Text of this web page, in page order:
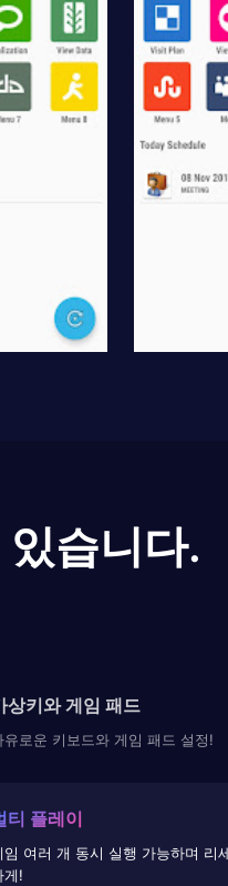
습니다.
상키와 게임 패드
유로운 키보드와 게임 패드 설정!
티 플레이
임 여러 개 동시 실행 가능하며 리
게!